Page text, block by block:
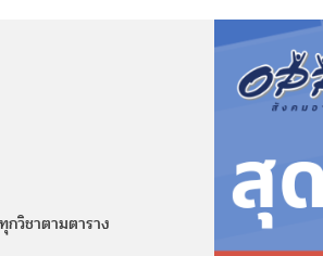
กวิชาตามตาราง